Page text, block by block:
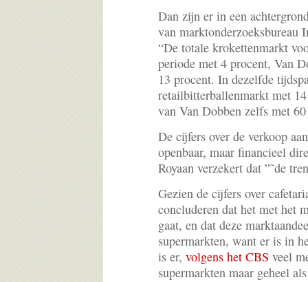
Dan zijn er in een
van marktonderzoeksbureau
“De totale krokettenmarkt
periode met 4 procent, Van
13 procent. In dezelfde
retailbitterballenmarkt met
van Van Dobben zelfs met
De cijfers over de verkoop
openbaar, maar financieel
Royaan verzekert dat ”˜de
Gezien de cijfers over
concluderen dat het met het
gaat, en dat deze
supermarkten, want er is in
is er, volgens het CBS veel
supermarkten maar geheel